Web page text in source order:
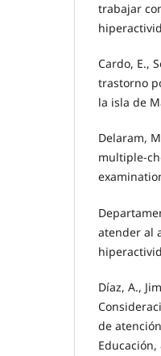
trabajar
Cardo, E.,
trastorno
la isla de
Delaram,
multiple-
atender al
Díaz, A.,
de
Educación,